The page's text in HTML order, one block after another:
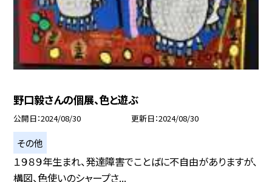
野口毅さんの個展、色と遊ぶ
公開日 2024/08/30 更新日 2024/08/30
その他
１９８９年生まれ、発達障害でことばに不自由がありますが、
構図、色使いのシャープさ...